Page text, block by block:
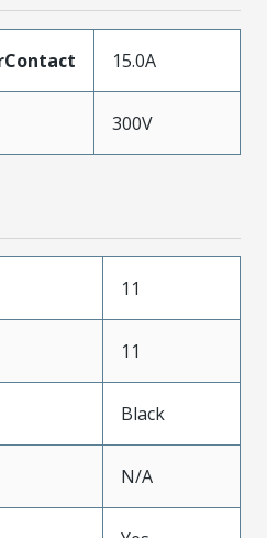
15.0A
300V
11
11
Black
N/A